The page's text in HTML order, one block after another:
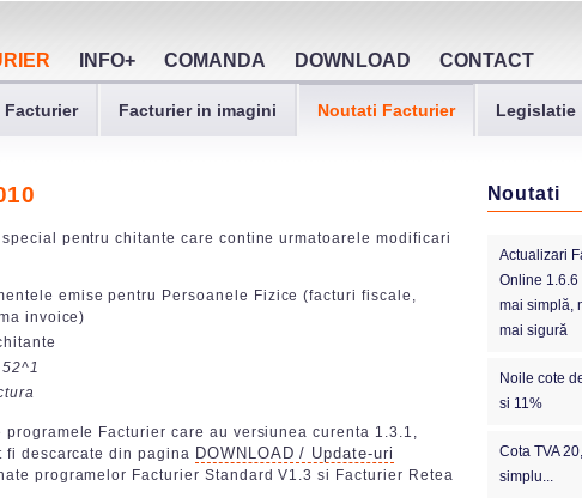
INFO+ COMANDA DOWNLOAD CONTACT
Facturier Facturier in imagini Noutati Facturier Legislatie
pentru chitante care contine urmatoarele modificari
emise pentru Persoanele Fizice (facturi fiscale,
invoice)
Facturier care au versiunea curenta 1.3.1,
fi descarcate din pagina DOWNLOAD / Update-uri
programelor Facturier Standard V1.3 si Facturier Retea
Noutati
Actualizari
Online 1.6.6
mai simplă,
mai sigură
Noile cote
si 11%
Cota TVA
simplu...